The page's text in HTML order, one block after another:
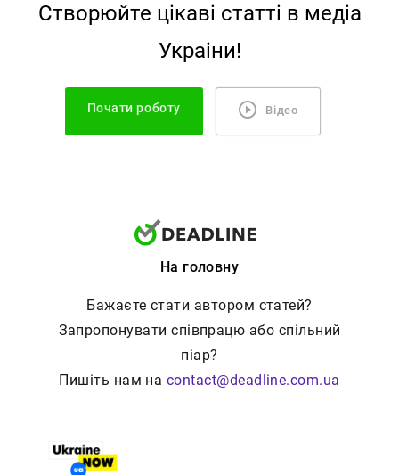
Створюйте цiкавi статтi в медiа
Украiни!
Почати роботу Відео
На головну
Бажаєте стати автором статей?
Запропонувати співпрацю або спільний
піар?
Пишіть нам на contact@deadline.com.ua